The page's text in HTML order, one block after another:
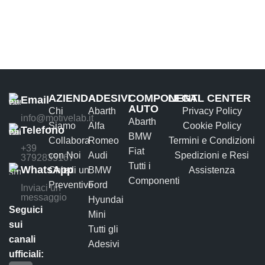
Email
info@motivelab.it
Telefono
+39
3792835167
WhatsApp
Inviaci un
messaggio
Seguici
sui
canali
ufficiali:
AZIENDA
Chi
Siamo
Collabora
con Noi
Chiedi un
Preventivo
ADESIVI
Abarth
Alfa
Romeo
Audi
BMW
Ford
Hyundai
Mini
Tutti gli
Adesivi
COMPONENTI
AUTO
Abarth
BMW
Fiat
Tutti i
Componenti
LEGAL CENTER
Privacy Policy
Cookie Policy
Termini e Condizioni
Spedizioni e Resi
Assistenza